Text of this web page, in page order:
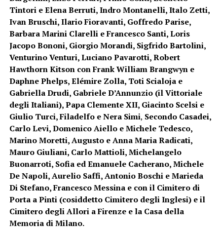
Tintori e Elena Berruti, Indro Montanelli, Italo Zetti,
Ivan Bruschi, Ilario Fioravanti, Goffredo Parise,
Barbara Marini Clarelli e Francesco Santi, Loris
Jacopo Bononi, Giorgio Morandi, Sigfrido Bartolini,
Venturino Venturi, Luciano Pavarotti, Robert
Hawthorn Kitson con Frank William Brangwyn e
Daphne Phelps, Elémire Zolla, Toti Scialoja e
Gabriella Drudi, Gabriele D’Annunzio (il Vittoriale
degli Italiani), Papa Clemente XII, Giacinto Scelsi e
Giulio Turci, Filadelfo e Nera Simi, Secondo Casadei,
Carlo Levi, Domenico Aiello e Michele Tedesco,
Marino Moretti, Augusto e Anna Maria Radicati,
Mauro Giuliani, Carlo Mattioli, Michelangelo
Buonarroti, Sofia ed Emanuele Cacherano, Michele
De Napoli, Aurelio Saffi, Antonio Boschi e Marieda
Di Stefano, Francesco Messina e con il Cimitero di
Porta a Pinti (cosiddetto Cimitero degli Inglesi) e il
Cimitero degli Allori a Firenze e la Casa della
Memoria di Milano.